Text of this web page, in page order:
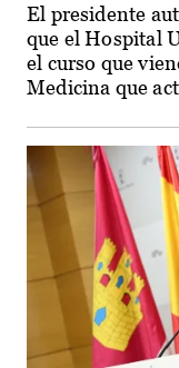
El presidente
que el Hospital
el curso que
Medicina que